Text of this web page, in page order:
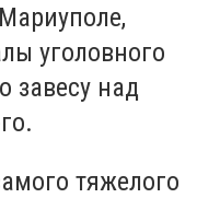
уголовного
завесу над
тяжелого